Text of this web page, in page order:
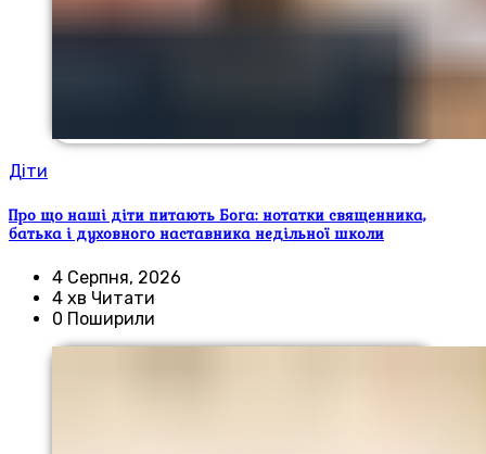
Діти
Про що наші діти питають Бога: нотатки священника,
батька і духовного наставника недільної школи
4 Серпня, 2026
4 хв Читати
0 Поширили